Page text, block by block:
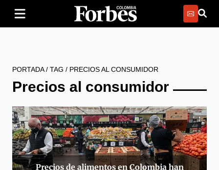
PORTADA/ TAG / PRECIOS AL CONSUMIDOR
Precios al consumidor
Precios de alimentos en Colombia han